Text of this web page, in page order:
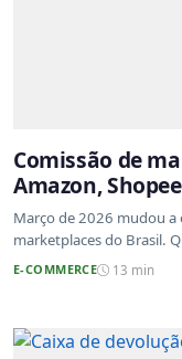
Comissão de
Amazon,
atualizadas
Março de 2026 mudou
marketplaces do Brasil.
E-COMMERCE 13 min